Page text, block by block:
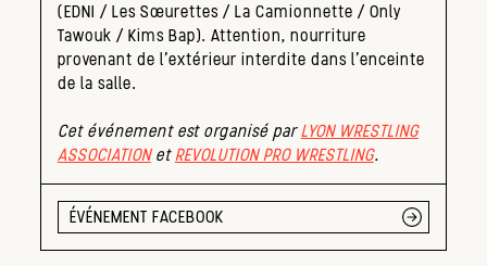
(EDNI / Les Sœurettes / La Camionnette / Only
Tawouk / Kims Bap). Attention, nourriture
provenant de l’extérieur interdite dans l’enceinte
de la salle.
Cet événement est organisé parLYON WRESTLING
ASSOCIATIONetREVOLUTION PRO WRESTLING.
ÉVÉNEMENT FACEBOOK